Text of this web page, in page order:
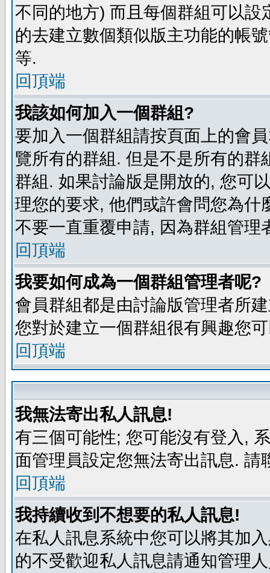
不同的地方) 而且每個群組可以
的去建立數個類似版主功能的帳
等.
回頂端
我該如何加入一個群組?
要加入一個群組請按頁面上的會
覽所有的群組. 但是不是所有的
群組. 如果討論版是開放的, 您可
理您的要求, 他們或許會問您為
不要一直重覆申請, 因為群組管理
回頂端
我要如何成為一個群組管理者呢?
會員群組都是由討論版管理者所
您對於建立一個群組很有興趣您
回頂端
我無法寄出私人訊息!
有三個可能性; 您可能沒有登入,
面管理員設定您無法寄出訊息. 請
回頂端
我持續收到不想要的私人訊息!
在私人訊息系統中您可以將其加
的不受歡迎私人訊息請通知管理